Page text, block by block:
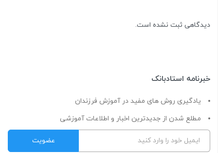
دیدگاهی ثبت نشده است.
خبرنامه استادبانک
یادگیری روش های مفید در آموزش فرزندان
مطلع شدن از جدیدترین اخبار و اطلاعات آموزشی